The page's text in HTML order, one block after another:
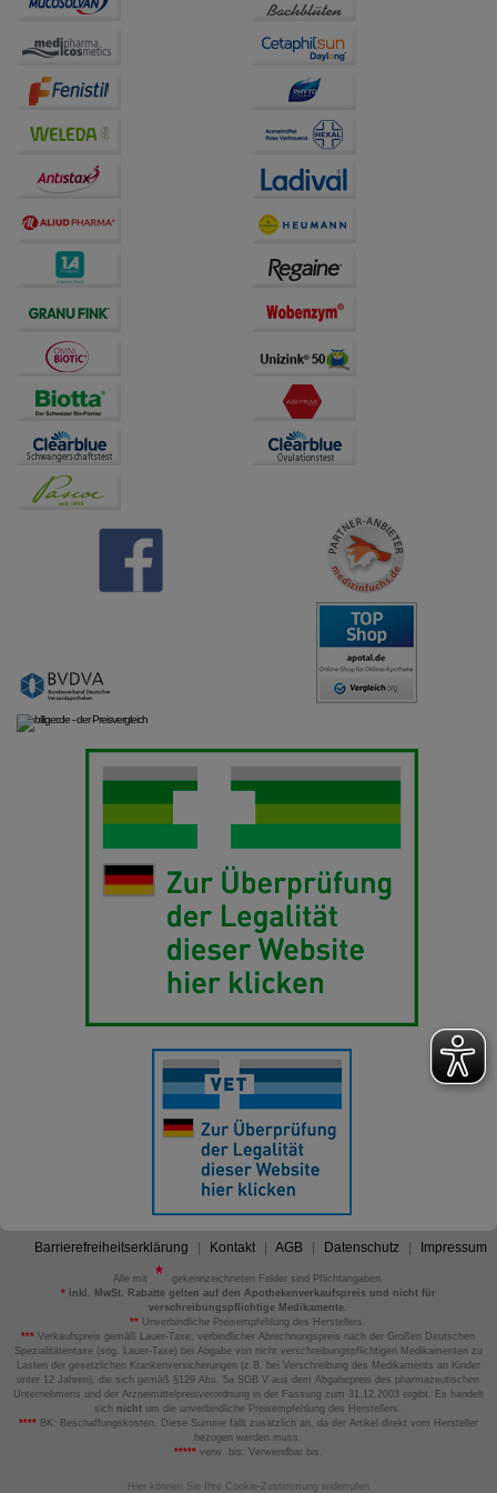
Website weiter für Sie optimieren können, den Inhalt
auf unserer Website aber auch die Werbung auf
Drittseiten möglichst relevant für Sie zu gestalten.
Bitte beachten Sie, dass Daten hierfür teilweise an
Dritte wie z.B. Google oder soziale Medien
Barrierefreiheitserklärung Kontakt AGB Datenschutz Impressum
Alle mit
gekennzeichneten Felder sind Pflichtangaben.
*inkl. MwSt. Rabatte gelten auf den Apothekenverkaufspreis und nicht für
verschreibungspflichtige Medikamente.
** Unverbindliche Preisempfehlung des Herstellers.
*** Verkaufspreis gemäß Lauer-Taxe; verbindlicher Abrechnungspreis nach der Großen Deutschen
Spezialitätentaxe (sog. Lauer-Taxe) bei Abgabe von nicht verschreibungspflichtigen Medikamenten zu
Lasten der gesetzlichen Krankenversicherungen (z.B. bei Verschreibung des Medikaments an Kinder
unter 12 Jahren), die sich gemäß §129 Abs. 5a SGB V aus dem Abgabepreis des pharmazeutischen
Unternehmens und der Arzneimittelpreisverordnung in der Fassung zum 31.12.2003 ergibt. Es handelt
sich nicht um die unverbindliche Preisempfehlung des Herstellers.
****BK: Beschaffungskosten. Diese Summe fällt zusätzlich an, da der Artikel direkt vom Hersteller
bezogen werden muss.
*****verw. bis: Verwendbar bis.
Hier können Sie Ihre Cookie-Zustimmung widerrufen